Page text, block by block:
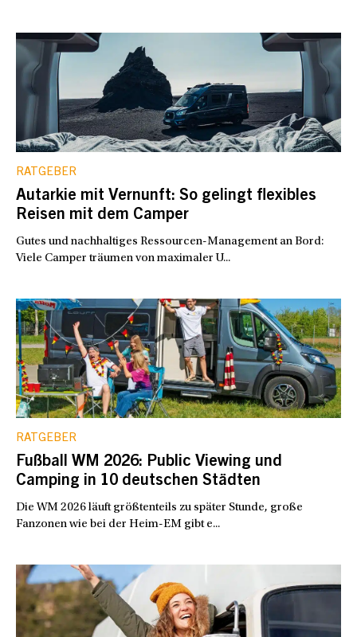
RATGEBER
Fußball WM 2026: Public Viewing und
Camping in 10 deutschen Städten
Die WM 2026 läuft größtenteils zu später Stunde, große
Fanzonen wie bei der Heim-EM gibt e...
RATGEBER
Autarkie mit Vernunft: So gelingt flexibles
Reisen mit dem Camper
Gutes und nachhaltiges Ressourcen-Management an Bord:
Viele Camper träumen von maximaler U...